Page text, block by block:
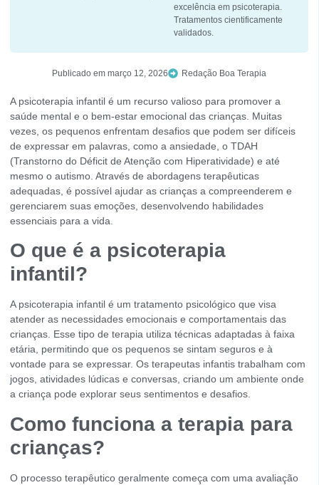
excelência em psicoterapia.
Tratamentos cientificamente
validados.
Publicado em março 12, 2026 Redação Boa Terapia
A psicoterapia infantil é um recurso valioso para promover a
saúde mental e o bem-estar emocional das crianças. Muitas
vezes, os pequenos enfrentam desafios que podem ser difíceis
de expressar em palavras, como a ansiedade, o TDAH
(Transtorno do Déficit de Atenção com Hiperatividade) e até
mesmo o autismo. Através de abordagens terapêuticas
adequadas, é possível ajudar as crianças a compreenderem e
gerenciarem suas emoções, desenvolvendo habilidades
essenciais para a vida.
O que é a psicoterapia
infantil?
A psicoterapia infantil é um tratamento psicológico que visa
atender as necessidades emocionais e comportamentais das
crianças. Esse tipo de terapia utiliza técnicas adaptadas à faixa
etária, permitindo que os pequenos se sintam seguros e à
vontade para se expressar. Os terapeutas infantis trabalham com
jogos, atividades lúdicas e conversas, criando um ambiente onde
a criança pode explorar seus sentimentos e desafios.
Como funciona a terapia para
crianças?
O processo terapêutico geralmente começa com uma avaliação